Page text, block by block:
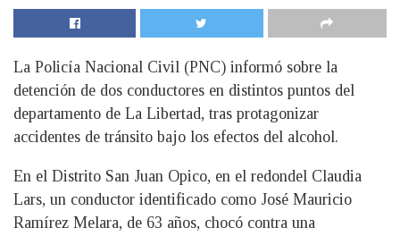
La Policía Nacional Civil (PNC) informó sobre la
detención de dos conductores en distintos puntos del
departamento de La Libertad, tras protagonizar
accidentes de tránsito bajo los efectos del alcohol.
En el Distrito San Juan Opico, en el redondel Claudia
Lars, un conductor identificado como José Mauricio
Ramírez Melara, de 63 años, chocó contra una